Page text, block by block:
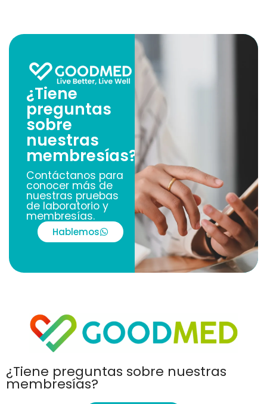
¿Tiene
preguntas
sobre
nuestras
membresías?
Contáctanos para
conocer más de
nuestras pruebas
de laboratorio y
membresías.
Hablemos
¿Tiene preguntas sobre nuestras
membresías?